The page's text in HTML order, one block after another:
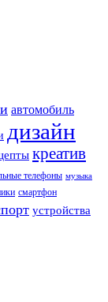
автомобиль
дизайн
креатив
телефоны музыка
смартфон
устройства